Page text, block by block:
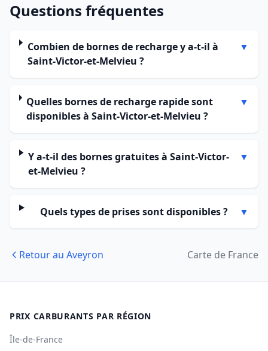
Questions fréquentes
Combien de bornes de recharge y a-t-il à
Saint-Victor-et-Melvieu ?
▼
Quelles bornes de recharge rapide sont
disponibles à Saint-Victor-et-Melvieu ?
▼
Y a-t-il des bornes gratuites à Saint-Victor-
et-Melvieu ?
▼
Quels types de prises sont disponibles ? ▼
Retour au Aveyron Carte de France
PRIX CARBURANTS PAR RÉGION
Île-de-France